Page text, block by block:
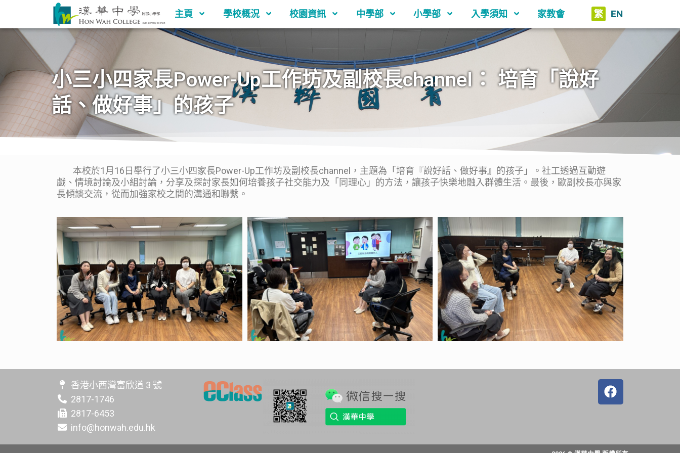
主頁 學校概況 校園資訊 中學部 小學部 入學須知 家教會 繁 EN
小三小四家長Power-Up工作坊及副校長channel： 培育「說好
話、做好事」的孩子
本校於1月16日舉行了小三小四家長Power-Up工作坊及副校長channel，主題為「培育『說好話、做好事』的孩子」。社工透過互動遊
戲、情境討論及小組討論，分享及探討家長如何培養孩子社交能力及「同理心」的方法，讓孩子快樂地融入群體生活。最後，歐副校長亦與家
長傾談交流，從而加強家校之間的溝通和聯繫。
香港小西灣富欣道 3 號
2817-1746
2817-6453
info@honwah.edu.hk